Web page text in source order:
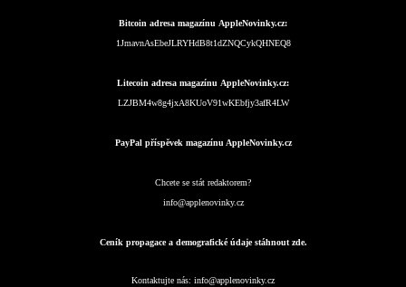
Bitcoin adresa magazínu AppleNovinky.cz:
1JmavnAsEbeJLRYHdB8t1dZNQCykQHNEQ8
Litecoin adresa magazínu AppleNovinky.cz:
LZJBM4w8g4jxA8KUoV91wKEbfjy3afR4LW
PayPal příspěvek magazínu AppleNovinky.cz
Chcete se stát redaktorem?
info@applenovinky.cz
Ceník propagace a demografické údaje stáhnout zde.
Kontaktujte nás: info@applenovinky.cz